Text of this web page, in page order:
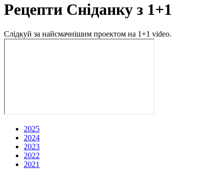
Рецепти Сніданку з 1+1
Слідкуй за найсмачнішим проектом на 1+1 video.
2025
2024
2023
2022
2021